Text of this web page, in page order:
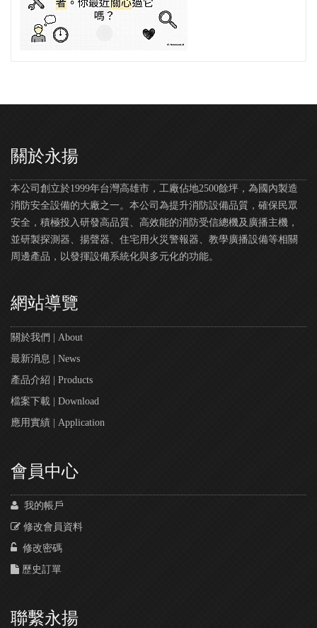
關於永揚
本公司創立於1999年台灣高雄市，工廠佔地2500餘坪，為國內製造
消防安全設備的大廠之一。本公司為提升消防設備品質，確保民眾
安全，積極投入研發高品質、高效能的消防受信總機及廣播主機，
並研製探測器、揚聲器、住宅用火災警報器、教學廣播設備等相關
周邊產品，以發揮設備系統化與多元化的功能。
網站導覽
關於我們 | About
最新消息 | News
產品介紹 | Products
檔案下載 | Download
應用實績 | Application
會員中心
我的帳戶
修改會員資料
修改密碼
歷史訂單
聯繫永揚